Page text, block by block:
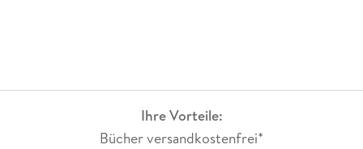
Ihre Vorteile:
Bücher versandkostenfrei*